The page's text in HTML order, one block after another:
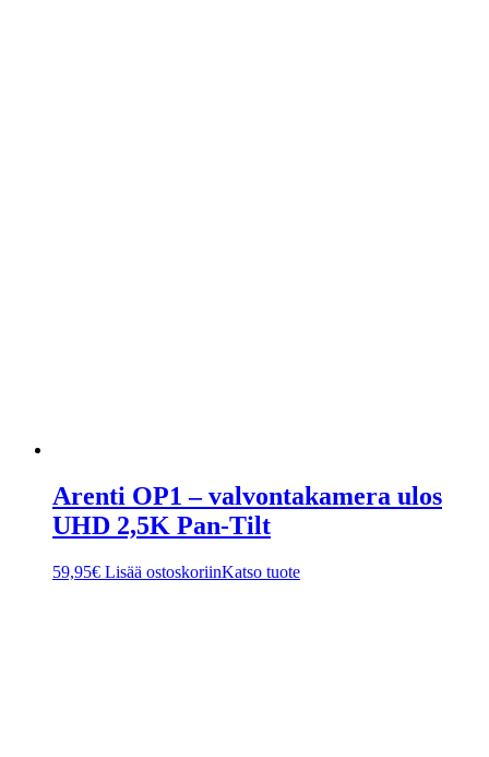
Arenti OP1 – valvontakamera ulos
UHD 2,5K Pan-Tilt
59,95€ Lisää ostoskoriinKatso tuote